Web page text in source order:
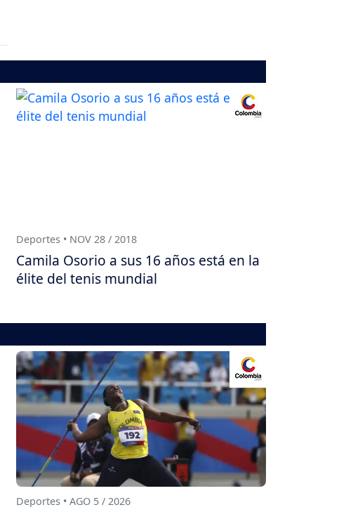
Deportes • NOV 28 / 2018
Camila Osorio a sus 16 años está en la
élite del tenis mundial
Deportes • AGO 5 / 2026